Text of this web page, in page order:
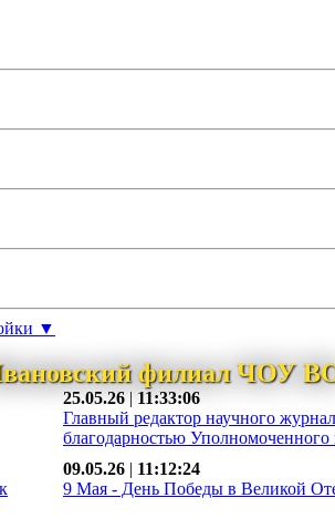
▼
филиал ЧОУ
25.05.26 | 11:33:06
Главный редактор научного
благодарностью Уполномоченного
09.05.26 | 11:12:24
9 Мая - День Победы в Великой